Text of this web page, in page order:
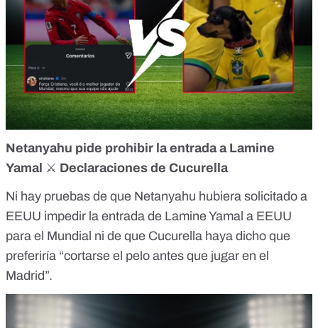
Netanyahu pide prohibir la entrada a Lamine
Yamal ⚔️ Declaraciones de Cucurella
Ni hay pruebas de que Netanyahu hubiera solicitado a
EEUU impedir la entrada de Lamine Yamal a EEUU
para el Mundial ni de que Cucurella haya dicho que
preferiría “cortarse el pelo antes que jugar en el
Madrid”.